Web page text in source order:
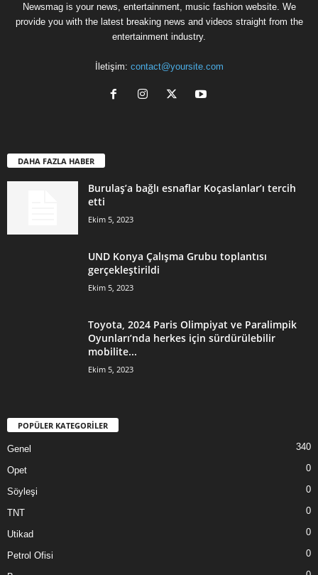
Newsmag is your news, entertainment, music fashion website. We
provide you with the latest breaking news and videos straight from the
entertainment industry.
İletişim: contact@yoursite.com
DAHA FAZLA HABER
Burulaş’a bağlı esnaflar Koçaslanlar’ı tercih
etti
Ekim 5, 2023
UND Konya Çalışma Grubu toplantısı
gerçekleştirildi
Ekim 5, 2023
Toyota, 2024 Paris Olimpiyat ve Paralimpik
Oyunları’nda herkes için sürdürülebilir
mobilite...
Ekim 5, 2023
POPÜLER KATEGORİLER
Genel 340
Opet 0
Söyleşi 0
TNT 0
Utikad 0
Petrol Ofisi 0